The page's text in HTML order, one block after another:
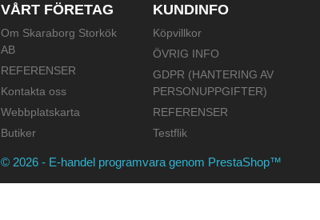
VÅRT FÖRETAG
Om Skaraborg Storkök
AB
REFERENSER
Kontakta oss
Webbplatskarta
Butiker
KUNDINFO
Köpvillkor
ÖVRIG INFO
GDPR (HANTERING AV
PERSONUPPGIFTER)
REFERENSER
Testflik
© 2026 - E-handel programvara genom PrestaShop™